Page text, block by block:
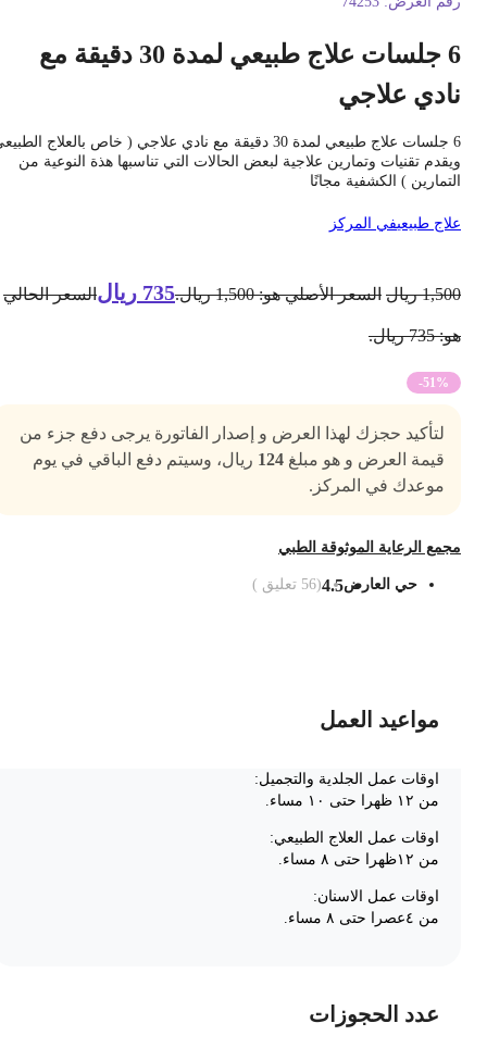
6 جلسات علاج طبيعي لمدة 30 دقيقة مع
علاجي
6 جلسات علاج طبيعي لمدة 30 دقيقة مع نادي علاجي ( خاص بالعلاج الطبيعي
تقنيات وتمارين علاجية لبعض الحالات التي تناسبها هذة النوعية من
) الكشفية مجانًا
طبيعيفي المركز
ريال السعر الأصلي هو: 1,500 ريال. 735 ريال السعر الحالي
-51%
لتأكيد حجزك لهذا العرض و إصدار الفاتورة يرجى دفع جزء من
قيمة العرض و هو مبلغ124 ريال، وسيتم دفع الباقي في يوم
موعدك في المركز.
الرعاية الموثوقة الطبي
حي العارض4.5
(
56تعليق )
مواعيد العمل
اوقات عمل الجلدية والتجميل:
اوقات عمل العلاج الطبيعي:
اوقات عمل الاسنان:
عدد الحجوزات